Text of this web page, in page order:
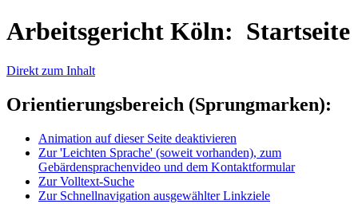
Arbeitsgericht Köln: Startseite
Direkt zum Inhalt
Orientierungsbereich (Sprungmarken):
Animation auf dieser Seite deaktivieren
Zur 'Leichten Sprache' (soweit vorhanden), zum
Gebärdensprachenvideo und dem Kontaktformular
Zur Volltext-Suche
Zur Schnellnavigation ausgewählter Linkziele